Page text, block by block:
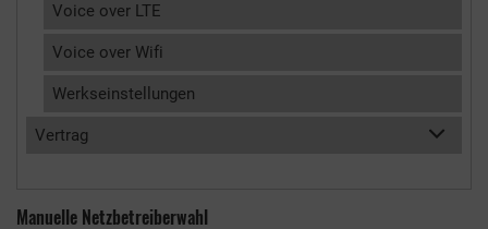
Voice over LTE
Voice over Wifi
Werkseinstellungen
Vertrag
Manuelle Netzbetreiberwahl